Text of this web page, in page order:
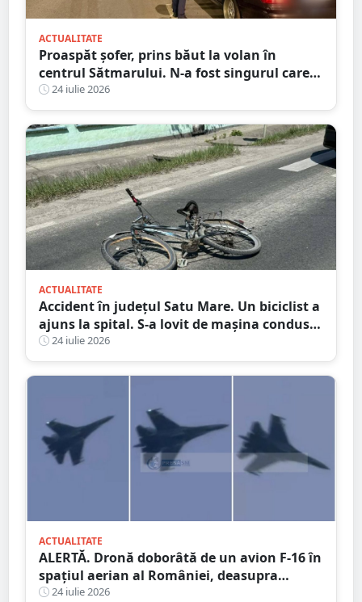
ACTUALITATE
Proaspăt șofer, prins băut la volan în
centrul Sătmarului. N-a fost singurul care a
călcat pe bec
24 iulie 2026
ACTUALITATE
Accident în județul Satu Mare. Un biciclist a
ajuns la spital. S-a lovit de mașina condusă
de un tânăr șofer
24 iulie 2026
ACTUALITATE
ALERTĂ. Dronă doborâtă de un avion F-16 în
spațiul aerian al României, deasupra
județului Buzău
24 iulie 2026